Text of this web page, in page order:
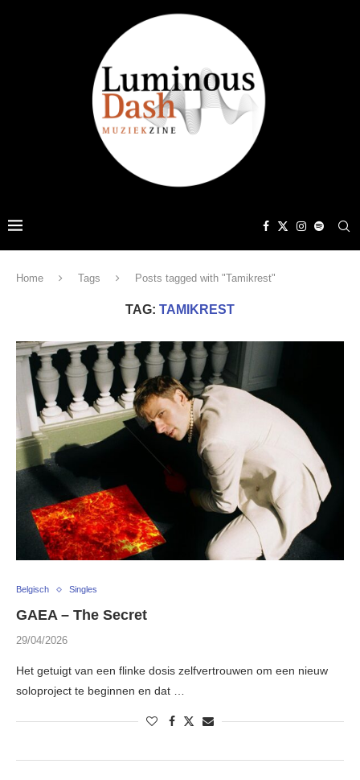
Home Tags Posts tagged with "Tamikrest"
TAG: TAMIKREST
Belgisch Singles
GAEA – The Secret
29/04/2026
Het getuigt van een flinke dosis zelfvertrouwen om een nieuw
soloproject te beginnen en dat …